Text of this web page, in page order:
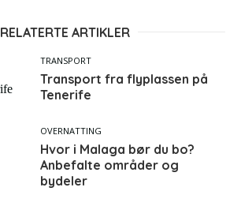
RELATERTE ARTIKLER
TRANSPORT
Transport fra flyplassen på
Tenerife
OVERNATTING
Hvor i Malaga bør du bo?
Anbefalte områder og
bydeler